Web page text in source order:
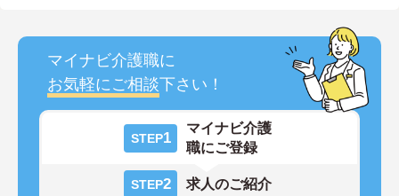
マイナビ介護職に
お気軽にご相談下さい！
STEP1
マイナビ介護
職にご登録
STEP2 求人のご紹介